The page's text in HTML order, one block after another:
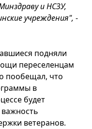
и НСЗУ,
учреждения", -
подняли
переселенцам
пообещал, что
в
будет
ветеранов.